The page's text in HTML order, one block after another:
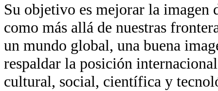
Su objetivo es mejorar la imagen
como más allá de nuestras
un mundo global, una buena
respaldar la posición
cultural, social, científica y